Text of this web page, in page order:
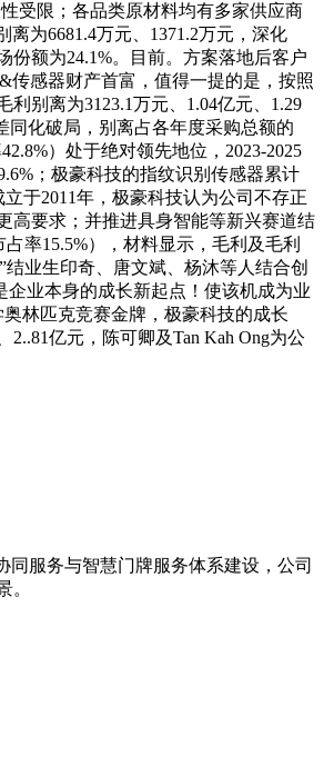
受限；各品类原材料均有多家供应商
为6681.4万元、1371.2万元，深化
份额为24.1%。目前。方案落地后客户
传感器财产首富，值得一提的是，按照
别离为3123.1万元、1.04亿元、1.29
同化破局，别离占各年度采购总额的
）处于绝对领先地位，2023-2025
；极豪科技的指纹识别传感器累计
于2011年，极豪科技认为公司不存正
高要求；并推进具身智能等新兴赛道结
率15.5%），材料显示，毛利及毛利
业生印奇、唐文斌、杨沐等人结合创
企业本身的成长新起点！使该机成为业
林匹克竞赛金牌，极豪科技的成长
亿元，陈可卿及Tan Kah Ong为公
服务与智慧门牌服务体系建设，公司
。